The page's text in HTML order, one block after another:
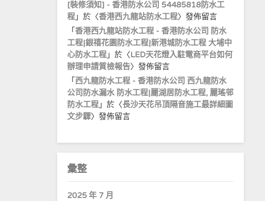
[裝修須知] - 香港防水公司 54485818防水工
程 」於〈香港西九龍站防水工程〉發佈留言
「香港西九龍站防水工程 - 香港防水公司 防水
工程|銀禧花園防水工程|新港城防水工程 大埔中
心防水工程 」於〈LED天花燈入駐電商平台如何
辦理申請質檢報告〉發佈留言
「 西九龍防水工程 - 香港防水公司 西九龍防水
公司防水漏水 防水工程|麗湖居防水工程, 麗瑤邨
防水工程 」於〈長沙天花吊頂隔音施工最詳細圖
文步驟〉發佈留言
彙整
2025 年 7 月